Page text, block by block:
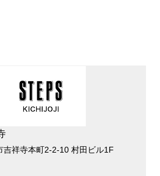
吉祥寺本町2-2-10 村田ビル1F